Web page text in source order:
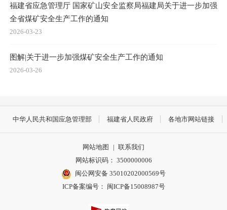
福建省应急管理厅 国家矿山安全监察局福建局关于进一步加强
全省煤矿安全生产工作的通知
2026-03-23
图解|关于进一步加强煤矿安全生产工作的通知
2026-03-26
中华人民共和国应急管理部 福建省人民政府 各地市网站链接
网站地图 | 联系我们
网站标识码： 3500000006
闽公网安备 35010202000569号
ICP备案编号： 闽ICP备15008987号